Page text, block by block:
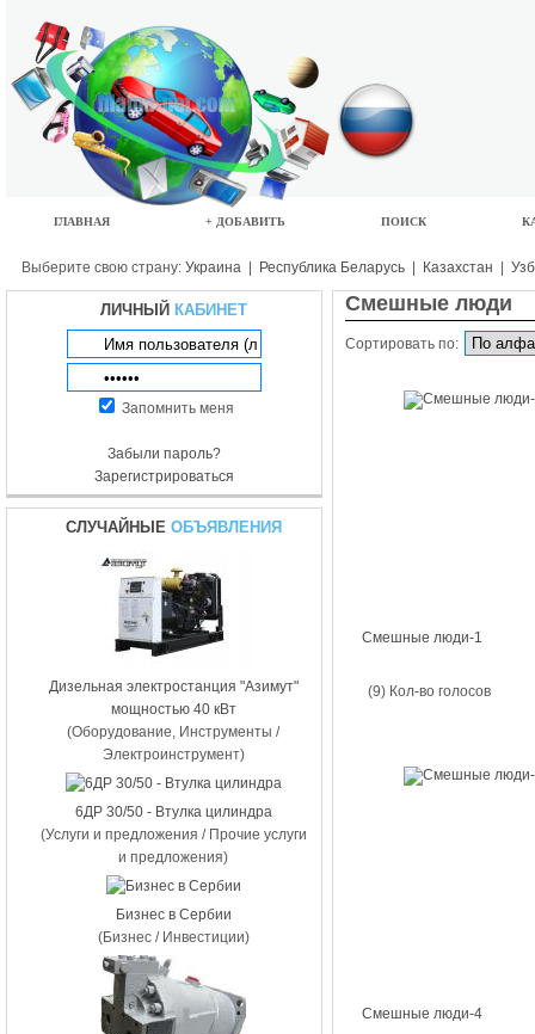
ГЛАВНАЯ + ДОБАВИТЬ ПОИСК
Выберите свою страну: Украина Республика Беларусь Казахстан
ЛИЧНЫЙ КАБИНЕТ
Запомнить меня
Забыли пароль?
Зарегистрироваться
СЛУЧАЙНЫЕОБЪЯВЛЕНИЯ
Дизельная электростанция "Азимут"
мощностью 40 кВт
(Оборудование, Инструменты /
Электроинструмент)
6ДР 30/50 - Втулка цилиндра
(Услуги и предложения / Прочие услуги
и предложения)
Бизнес в Сербии
(Бизнес / Инвестиции)
Смешные люди
Сортировать по:
Смешные люди-1
(9) Кол-во голосов
Смешные люди-4